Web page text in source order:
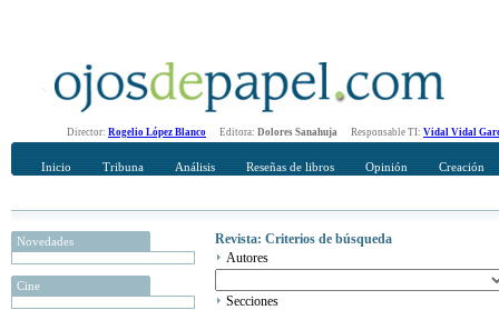
Director: Rogelio López Blanco Editora: Dolores Sanahuja Responsable TI: Vidal Vidal
Inicio Tribuna Análisis Reseñas de libros Opinión Creación
Novedades
Cine
Revista: Criterios de búsqueda
Autores
Secciones